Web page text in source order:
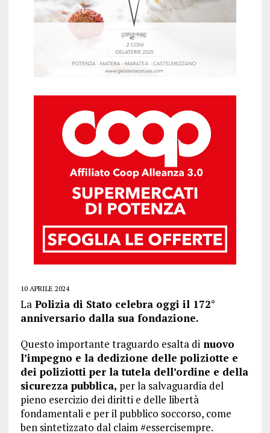
10 APRILE 2024
LaPolizia di Stato celebra oggi il 172°
anniversario dalla sua fondazione.
Questo importante traguardo esalta dinuovo
l’impegno e la dedizione delle poliziotte e
dei poliziotti per la tutela dell’ordine e della
sicurezza pubblica, per la salvaguardia del
pieno esercizio dei diritti e delle libertà
fondamentali e per il pubblico soccorso, come
ben sintetizzato dal claim #essercisempre.